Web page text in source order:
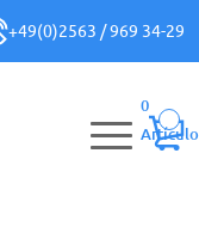
+49(0)2563 / 969 34-29
0
Artículo